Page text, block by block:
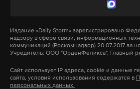
реагировать на угрозу со
британскому телеканалуSky
обстрелами со стороны
Издание «Daily Storm» зарегистрировано
надзору в сфере связи, информационных
коммуникаций (Роскомнадзор) 20.07.2017 за
Учредитель: ООО "ОрденФеликса", Главный
Сайт использует IP адреса, cookie и данные
сайта, условия использования содержатся в
персональных данных.